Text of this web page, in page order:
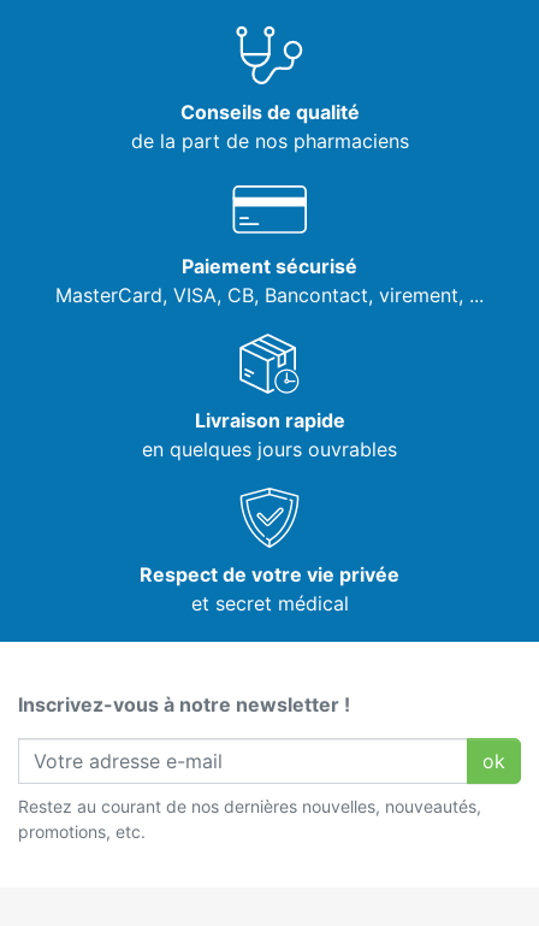
Conseils de qualité
de la part de nos pharmaciens
Paiement sécurisé
MasterCard, VISA, CB, Bancontact, virement, ...
Livraison rapide
en quelques jours ouvrables
Respect de votre vie privée
et secret médical
Inscrivez-vous à notre newsletter !
ok
Restez au courant de nos dernières nouvelles, nouveautés,
promotions, etc.